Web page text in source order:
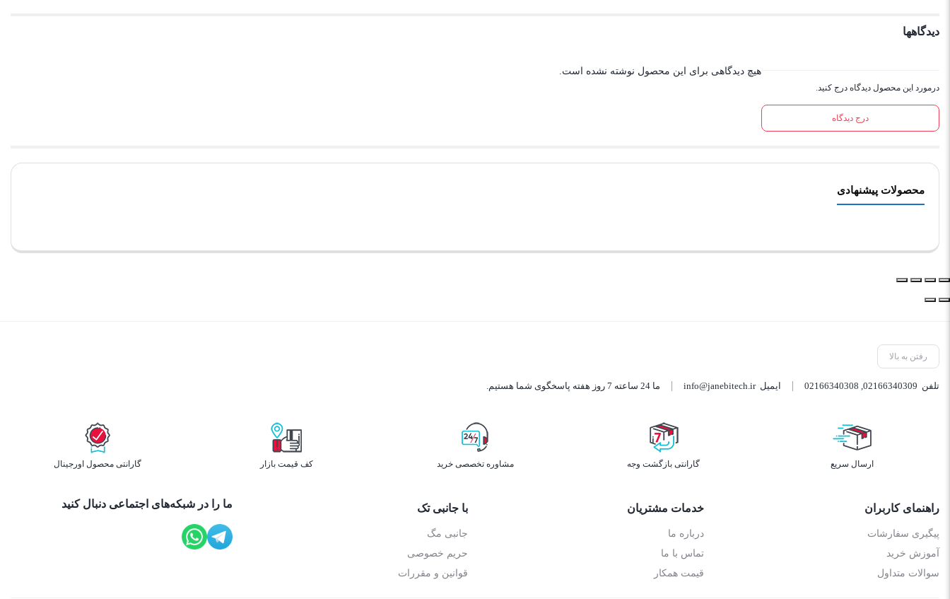
دیدگاهها
درمورد این محصول دیدگاه درج کنید.
درج دیدگاه
هیچ دیدگاهی برای این محصول نوشته نشده است.
محصولات پیشنهادی
رفتن به بالا
تلفن 02166340309
,
02166340308 ایمیلinfo@janebitech.ir ما 24 ساعته 7 روز هفته پاسخگوی شما هستیم.
ارسال سریع گارانتی بازگشت وجه مشاوره تخصصی خرید کف قیمت بازار گارانتی محصول اورجینال
راهنمای کاربران
پیگیری سفارشات
آموزش خرید
سوالات متداول
خدمات مشتریان
درباره ما
تماس با ما
قیمت همکار
با جانبی تک
جانبی مگ
حریم خصوصی
قوانین و مقررات
ما را در شبکه‌های اجتماعی دنبال کنید